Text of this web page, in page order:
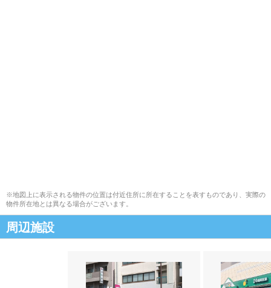
※地図上に表示される物件の位置は付近住所に所在することを表すものであり、実際の
物件所在地とは異なる場合がございます。
周辺施設